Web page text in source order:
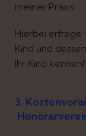
meiner Praxis.
Hierbei erfrage
Kind und
Ihr Kind kennen!
3.